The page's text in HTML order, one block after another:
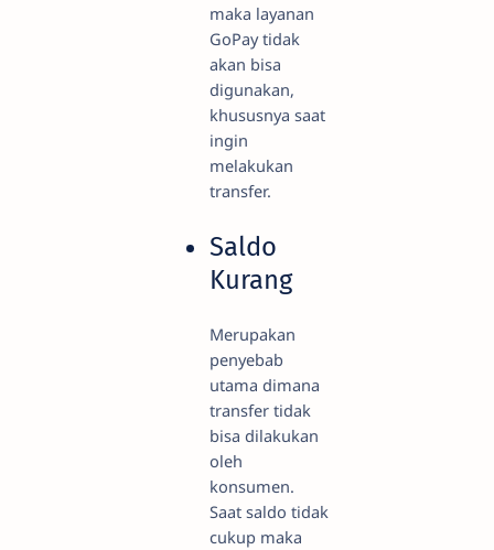
maka layanan
GoPay tidak
akan bisa
digunakan,
khususnya saat
ingin
melakukan
transfer.
Saldo
Kurang
Merupakan
penyebab
utama dimana
transfer tidak
bisa dilakukan
oleh
konsumen.
Saat saldo tidak
cukup maka